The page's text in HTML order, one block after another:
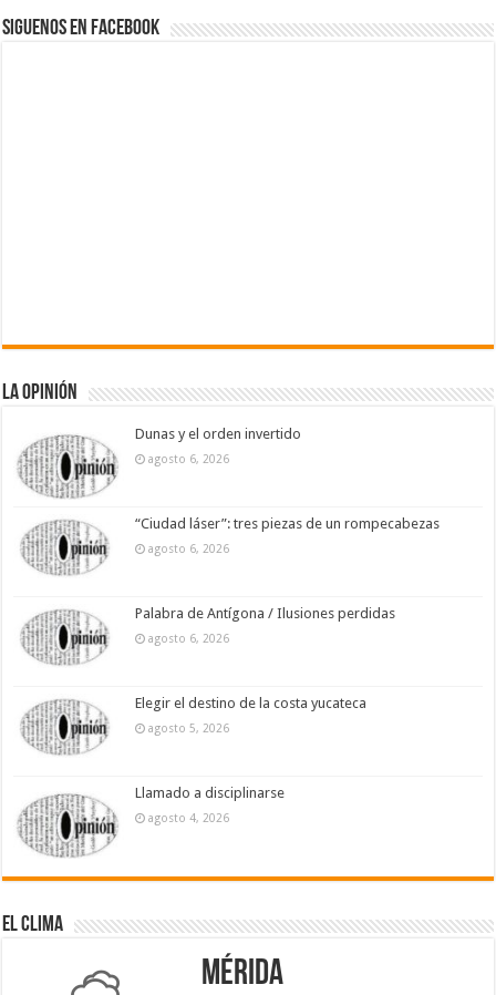
Siguenos en Facebook
La Opinión
Dunas y el orden invertido
agosto 6, 2026
“Ciudad láser”: tres piezas de un rompecabezas
agosto 6, 2026
Palabra de Antígona / Ilusiones perdidas
agosto 6, 2026
Elegir el destino de la costa yucateca
agosto 5, 2026
Llamado a disciplinarse
agosto 4, 2026
El Clima
Mérida